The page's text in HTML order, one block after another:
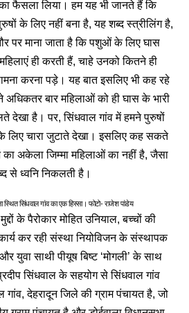
फैसला लिया। हम यह भी जानते हैं कि
के लिए नहीं बना है, यह शब्द स्त्रीलिंग है,
पर माना जाता है कि पशुओं के लिए घास
ही करती हैं, चाहे उनको कितने ही
करना पड़े। यह बात इसलिए भी कह रहे
अधिकतर बार महिलाओं को ही घास के भारी
देखा है। पर, सिंधवाल गांव में हमने पुरुषों
लिए चारा जुटाते देखा। इसलिए कह सकते
अकेला जिम्मा महिलाओं का नहीं है, जैसा
से ध्वनि निकलती है।
स्थित सिंधवाल गांव का एक हिस्सा। फोटो- राजेश पांडेय
के पैरोकार मोहित उनियाल, बच्चों की
कर रही संस्था नियोविजन के संस्थापक
युवा साथी पीयूष बिष्ट ‘मोगली’ के साथ
सिंधवाल के सहयोग से सिंधवाल गांव
गांव, देहरादून जिले की ग्राम पंचायत है, जो